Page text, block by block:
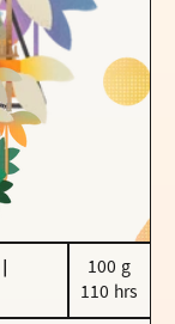
100 g
110 hrs